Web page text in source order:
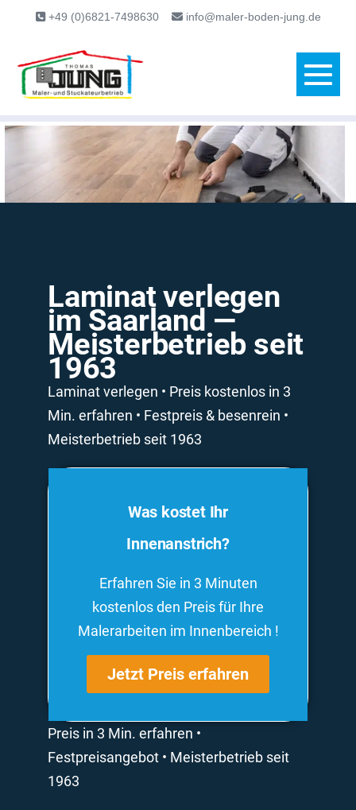
content +49 (0)6821-7498630 info@maler-boden-jung.de
Laminat verlegen
im Saarland —
Meisterbetrieb seit
1963
Laminat verlegen • Preis kostenlos in 3
Min. erfahren • Festpreis & besenrein •
Meisterbetrieb seit 1963
Was kostet Ihr
Innenanstrich?
Erfahren Sie in 3 Minuten
kostenlos den Preis für Ihre
Malerarbeiten im Innenbereich !
Jetzt Preis erfahren
Preis in 3 Min. erfahren •
Festpreisangebot • Meisterbetrieb seit
1963